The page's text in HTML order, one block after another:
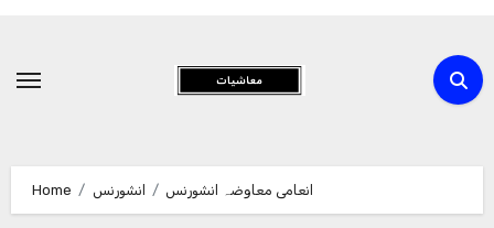
Content
Home انشورنس انعامی معاوضہ انشورنس